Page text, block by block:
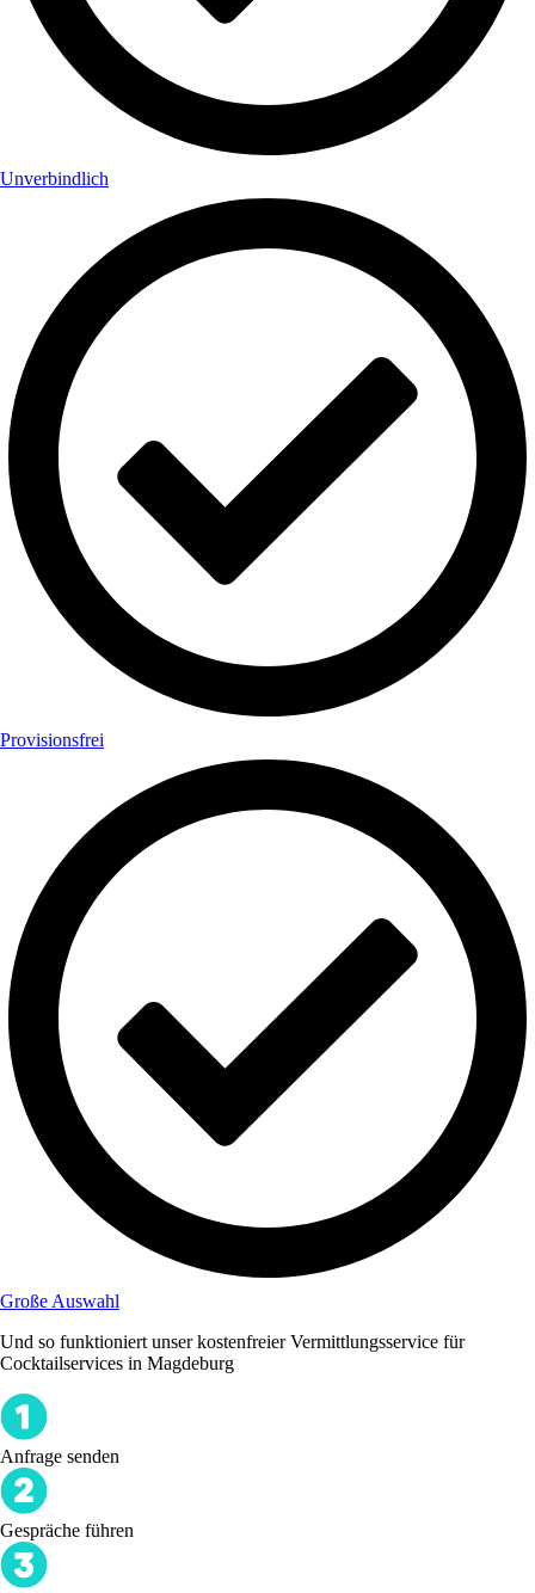
Unverbindlich
Provisionsfrei
Große Auswahl
Und so funktioniert unser kostenfreier Vermittlungsservice für
Cocktailservices in Magdeburg
Anfrage senden
Gespräche führen